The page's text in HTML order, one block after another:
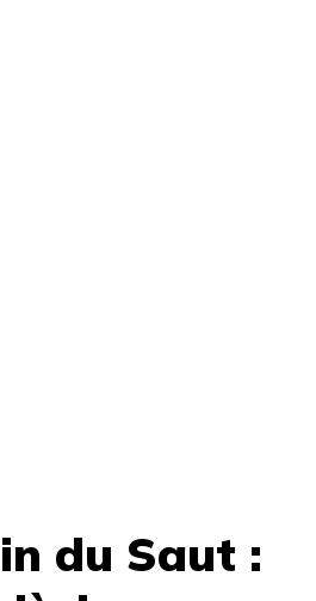
du Saut :